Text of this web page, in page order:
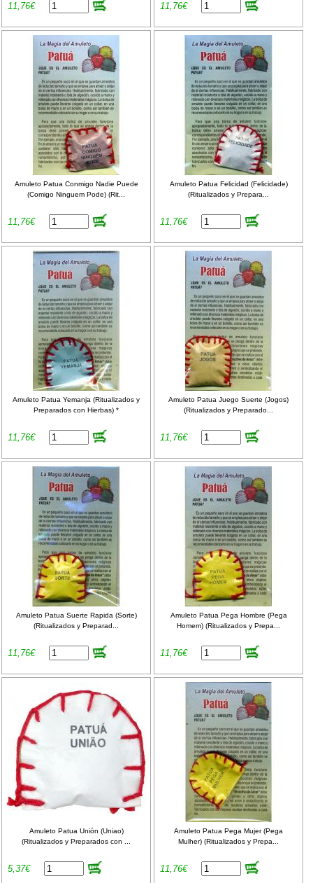
11,76€ 11,76€
Amuleto Patua Conmigo Nadie Puede
(Comigo Ninguem Pode) (Rit...
11,76€
Amuleto Patua Felicidad (Felicidade)
(Ritualizados y Prepara...
11,76€
Amuleto Patua Yemanja (Ritualizados y
Preparados con Hierbas) *
11,76€
Amuleto Patua Juego Suerte (Jogos)
(Ritualizados y Preparado...
11,76€
Amuleto Patua Suerte Rapida (Sorte)
(Ritualizados y Preparad...
11,76€
Amuleto Patua Pega Hombre (Pega
Homem) (Ritualizados y Prepa...
11,76€
Amuleto Patua Unión (Uniao)
(Ritualizados y Preparados con ...
5,37€
Amuleto Patua Pega Mujer (Pega
Mulher) (Ritualizados y Prepa...
11,76€